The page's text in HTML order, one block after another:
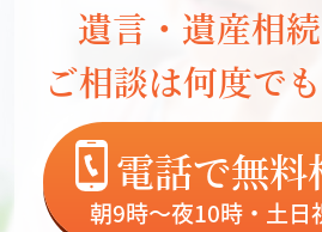
遺言・遺産相
ご相談は何度でも
電話で無料
朝9時～夜10時・土日